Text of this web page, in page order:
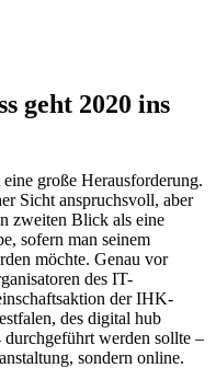
geht 2020 ins
große Herausforderung.
Sicht anspruchsvoll, aber
zweiten Blick als eine
sofern man seinem
möchte. Genau vor
des IT-
der IHK-
des digital hub
werden sollte –
sondern online.